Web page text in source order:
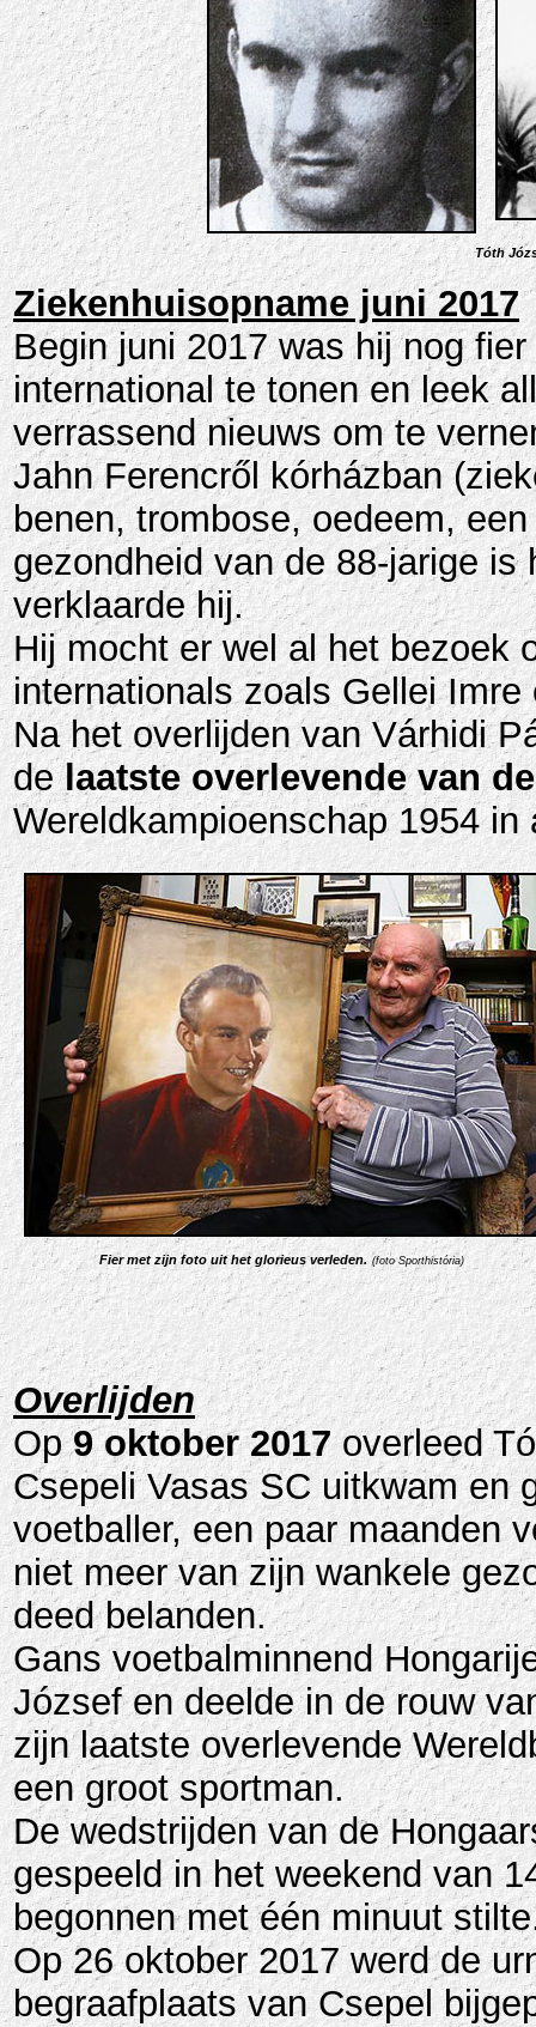
Tóth
Ziekenhuisopname juni 2017
Begin juni 2017 was hij nog
international te tonen en leek
verrassend nieuws om te
Jahn Ferencről kórházban
benen, trombose, oedeem,
gezondheid van de 88-jarige
verklaarde hij.
Hij mocht er wel al het bezoek
internationals zoals Gellei
Na het overlijden van Várhidi
delaatste overlevende van
Wereldkampioenschap 1954 in
Fier met zijn foto uit het glorieus verleden. (foto Sporthistória)
Overlijden
Op9 oktober 2017overleed
Csepeli Vasas SC uitkwam en
voetballer, een paar maanden
niet meer van zijn wankele
deed belanden.
Gans voetbalminnend
József en deelde in de rouw
zijn laatste overlevende
een groot sportman.
De wedstrijden van de
gespeeld in het weekend van
begonnen met één minuut
Op 26 oktober 2017 werd de
begraafplaats van Csepel